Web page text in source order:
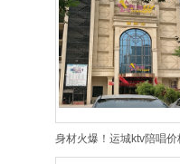
身材火爆！运城ktv陪唱